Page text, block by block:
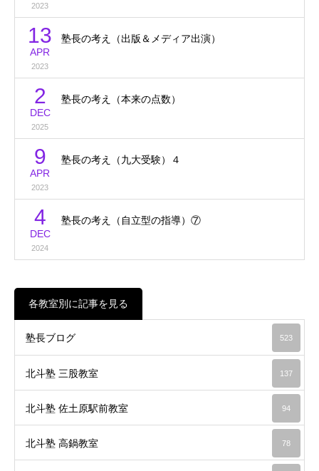
2023
13
APR
2023
塾長の考え（出版＆メディア出演）
2
DEC
2025
塾長の考え（本来の点数）
9
APR
2023
塾長の考え（九大受験）４
4
DEC
2024
塾長の考え（自立型の指導）⑦
各教室別に記事を見る
塾長ブログ 523
北斗塾 三股教室 137
北斗塾 佐土原駅前教室 94
北斗塾 高鍋教室 78